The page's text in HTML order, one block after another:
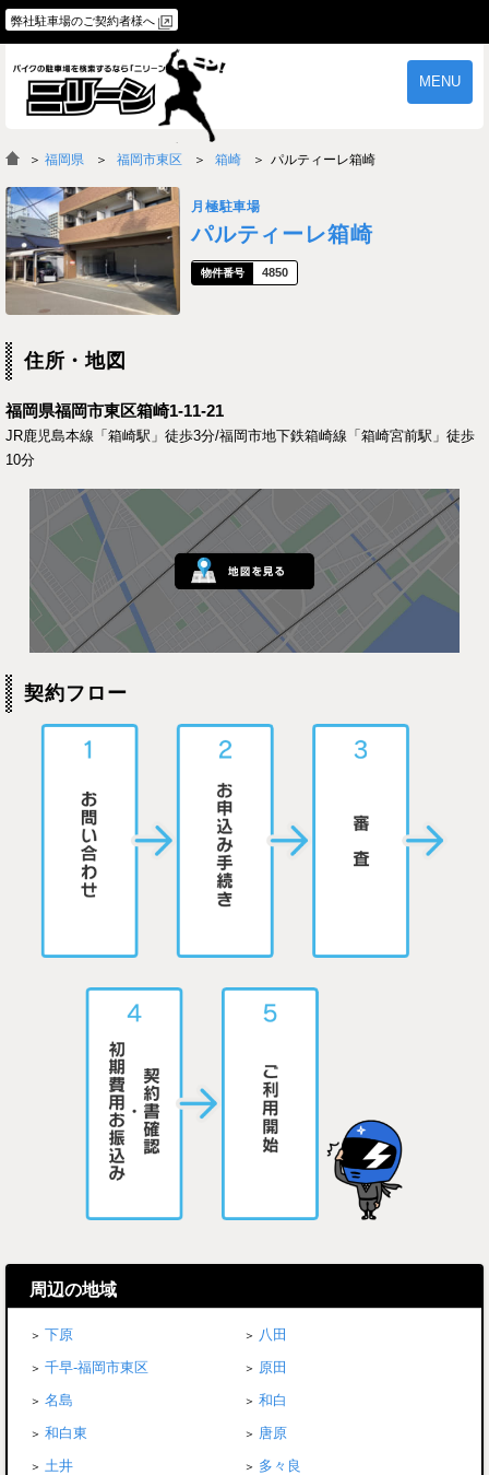
弊社駐車場のご契約者様へ
MENU
物件一覧 ご契約の流れ
よくあるご質問
＞ 福岡県 福岡市東区 箱崎 パルティーレ箱崎
月極駐車場
パルティーレ箱崎
4850
住所・地図
福岡県福岡市東区箱崎1-11-21
JR鹿児島本線「箱崎駅」徒歩3分/福岡市地下鉄箱崎線「箱崎宮前駅」徒歩
10分
契約フロー
周辺の地域
下原
八田
千早-福岡市東区
原田
名島
和白
和白東
唐原
土井
多々良